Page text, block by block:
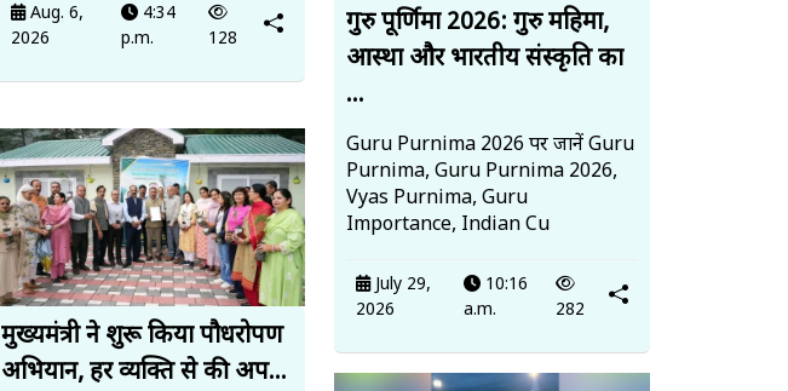
Aug. 6,
2026
4:34
p.m.
128
मुख्यमंत्री ने शुरू किया पौधरोपण
अभियान, हर व्यक्ति से की अप...
गुरु पूर्णिमा 2026: गुरु महिमा,
आस्था और भारतीय संस्कृति का
...
Guru Purnima 2026 पर जानें Guru
Purnima, Guru Purnima 2026,
Vyas Purnima, Guru
Importance, Indian Cu
July 29,
2026
10:16
a.m.
282